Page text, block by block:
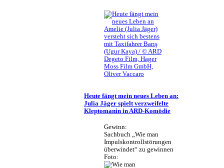
Amelie (Julia Jäger)
versteht sich bestens
mit Taxifahrer Barış
(Ugur Kaya) / © ARD
Degeto Film, Hager
Moss Film GmbH,
Oliver Vaccaro
Heute fängt mein neues Leben an:
Julia Jäger spielt verzweifelte
Kleptomanin in ARD-Komödie
Gewinn:
Sachbuch „Wie man
Impulskontrollstörungen
überwindet“ zu gewinnen
Foto: